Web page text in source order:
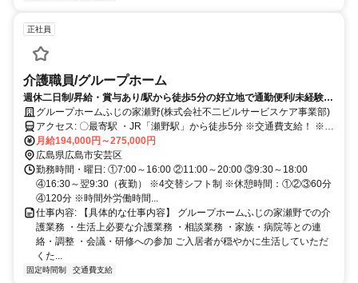
正社員
介護職員/グループホーム
週休二日制/昇給・賞与あり/駅から徒歩5分の好立地で通勤便利/未経験の
方も丁寧な指導を行います
グループホームふじの家瀬野(株式会社不二ビルサービスケア事業部)
アクセス: 〇最寄駅 ・JR「瀬野駅」から徒歩5分 ※交通費支給！ ※車
通勤OK！バイク通勤OK！ ※駅近5分以内！
月給194,000円～275,000円
広島県広島市安芸区
勤務時間・曜日: ①7:00～16:00 ②11:00～20:00 ③9:30～18:00
④16:30～翌9:30（夜勤） ※4交替シフト制 ※休憩時間：①②③60分
④120分 ※時間外労働時間...
仕事内容: 【具体的な仕事内容】 グループホームふじの家瀬野での介
護業務 ・生活上必要な介護業務 ・相談業務 ・家族・病院等との連
絡・調整 ・会議・研修への参加 ご入居者が穏やかに生活していただ
くた...
固定時間制 交通費支給